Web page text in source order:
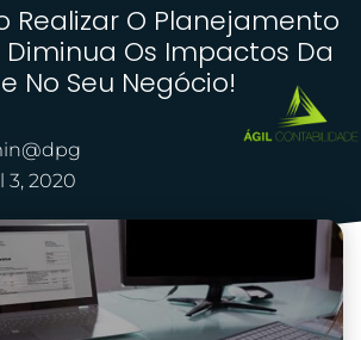
Realizar O Planejamento
Diminua Os Impactos Da
No Seu Negócio!
3, 2020